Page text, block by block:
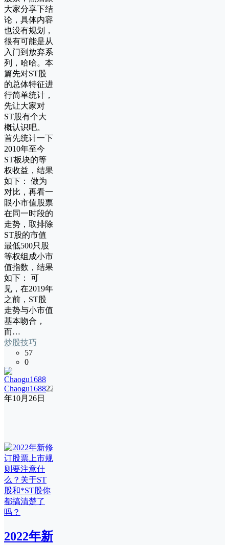
大家分享下结
论，具体内容
也没有规划，
很有可能是从
入门到放弃系
列，哈哈。本
篇先对ST股
的总体特征进
行简单统计，
先让大家对
ST股有个大
概认识吧。
首先统计一下
2010年至今
ST板块的等
权收益，结果
如下： 做为
对比，再看一
眼小市值股票
在同一时段的
走势，取排除
ST股的市值
最低500只股
等权组成小市
值指数，结果
如下： 可
见，在2019年
之前，ST股
走势与小市值
基本吻合，
而…
炒股技巧
57
0
Chaogu168822
年10月26日
2022年新